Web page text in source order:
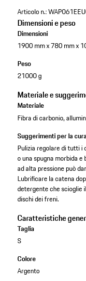
Articolo n.:
Dimensioni e peso
Dimensioni
1900 mm x 780 mm x
Peso
21000 g
Materiale e
Materiale
Fibra di carbonio,
Suggerimenti per la cura
Pulizia regolare di tutti i
o una spugna morbida
ad alta pressione può
Lubrificare la catena
detergente che scioglie
dischi dei freni.
Caratteristiche
Taglia
S
Colore
Argento